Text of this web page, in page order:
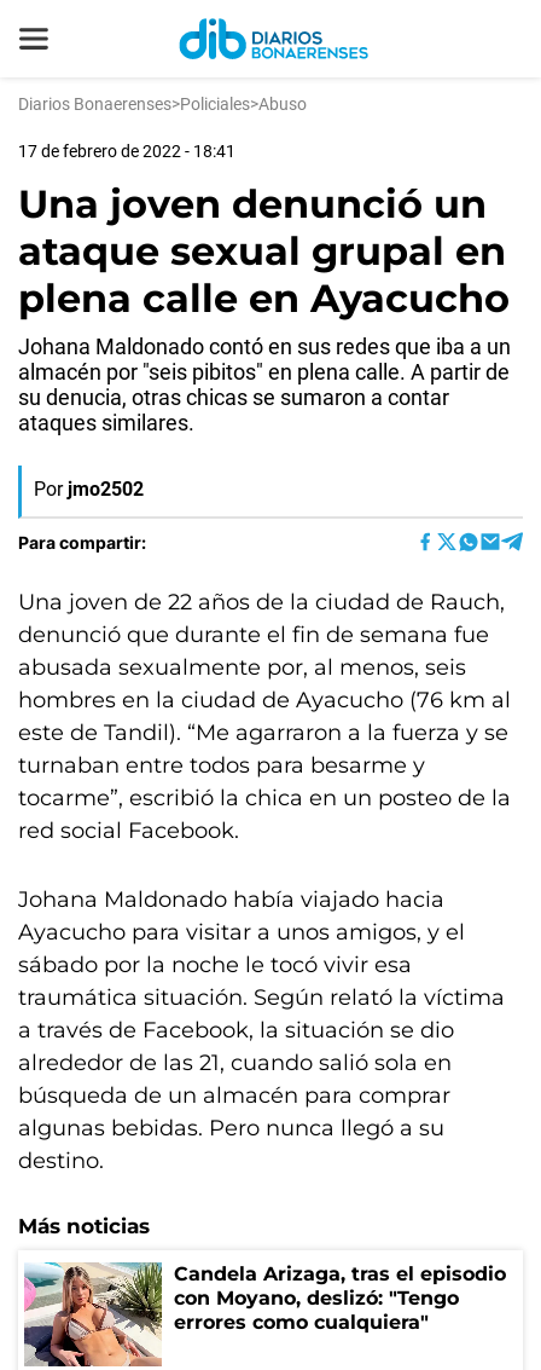
Diarios Bonaerenses>Policiales>Abuso
17 de febrero de 2022 - 18:41
Una joven denunció un
ataque sexual grupal en
plena calle en Ayacucho
Johana Maldonado contó en sus redes que iba a un
almacén por "seis pibitos" en plena calle. A partir de
su denucia, otras chicas se sumaron a contar
ataques similares.
Por jmo2502
Para compartir:
Una joven de 22 años de la ciudad de Rauch,
denunció que durante el fin de semana fue
abusada sexualmente por, al menos, seis
hombres en la ciudad de Ayacucho (76 km al
este de Tandil). “Me agarraron a la fuerza y se
turnaban entre todos para besarme y
tocarme”, escribió la chica en un posteo de la
red social Facebook.
Johana Maldonado había viajado hacia
Ayacucho para visitar a unos amigos, y el
sábado por la noche le tocó vivir esa
traumática situación. Según relató la víctima
a través de Facebook, la situación se dio
alrededor de las 21, cuando salió sola en
búsqueda de un almacén para comprar
algunas bebidas. Pero nunca llegó a su
destino.
Más noticias
Candela Arizaga, tras el episodio
con Moyano, deslizó: "Tengo
errores como cualquiera"